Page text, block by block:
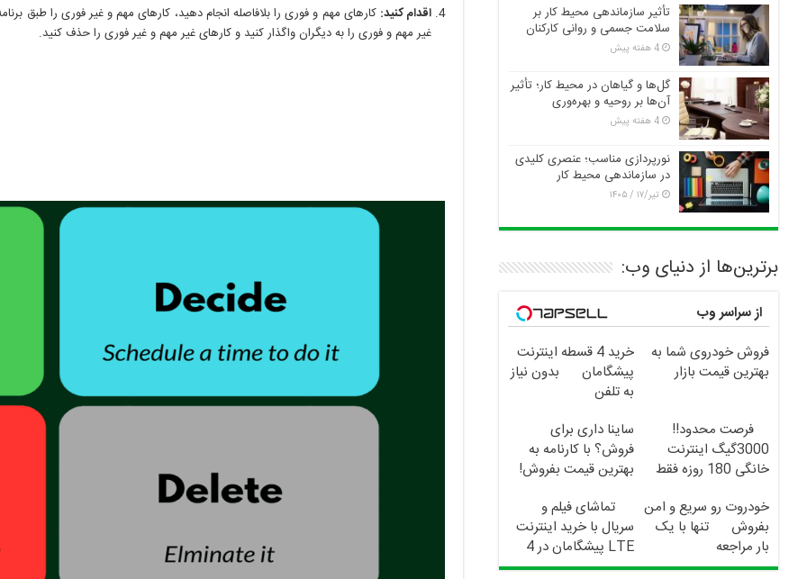
اقدام کنید: کارهای مهم و فوری را بلافاصله انجام دهید، کارهای مهم و غیر فوری را طبق
غیر مهم و فوری را به دیگران واگذار کنید و کارهای غیر مهم و غیر فوری را حذف کنید.
تأثیر سازماندهی محیط کار بر
سلامت جسمی و روانی کارکنان
4 هفته پیش
گل‌ها و گیاهان در محیط کار؛ تأثیر
آن‌ها بر روحیه و بهره‌وری
4 هفته پیش
نورپردازی مناسب؛ عنصری کلیدی
در سازماندهی محیط کار
تیر/۱۷ / ۱۴۰۵
برترین‌ها از دنیای وب:
از سراسر وب
فروش خودروی شما به
بهترین قیمت بازار
خرید 4 قسطه اینترنت
پیشگامان
بدون نیاز
به تلفن
فرصت محدود!!
3000گیگ اینترنت
خانگی 180 روزه فقط
ساینا داری برای
فروش؟ با کارنامه به
بهترین قیمت بفروش!
خودروت رو سریع و امن
بفروش
تنها با یک
بار مراجعه
تماشای فیلم و
سریال با خرید اینترنت
LTE پیشگامان در 4
قسط